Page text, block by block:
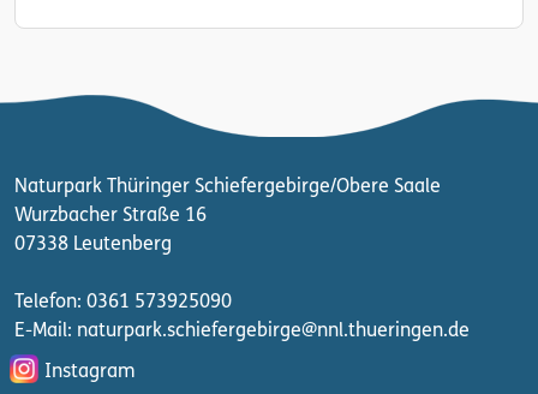
Naturpark Thüringer Schiefergebirge/Obere Saale
Wurzbacher Straße 16
07338 Leutenberg
Telefon: 0361 573925090
E-Mail: naturpark.schiefergebirge@nnl.thueringen.de
Instagram